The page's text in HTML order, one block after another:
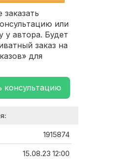
или
у автора. Будет
заказ на
для
консультацию
1915874
15.08.23 12:00